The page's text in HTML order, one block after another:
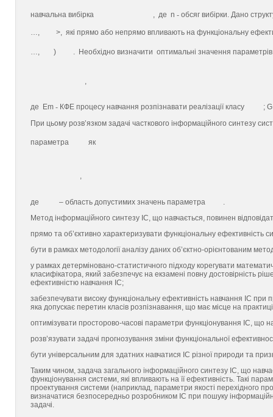
навчальна вибірка , де n - обсяг вибірки. Дано
…, >, які прямо або непрямо впливають на функціональну
…, ) . Необхідно визначити оптимальні значення
,
де Еm - КФЕ процесу навчання розпізнавати реалізації класу
; G
При цьому розв’язком задачі часткового інформаційного синтезу
параметра як
,
де – область допустимих значень параметра
.
Метод інформаційного синтезу ІС, що навчається, повинен
прямо та об’єктивно характеризувати функціональну ефективність
бути в рамках методології аналізу даних об’єктно-орієнтованим
у рамках детерміновано-статистичного підходу корегувати
класифікатора, який забезпечує на екзамені повну достовірність
ефективністю навчання ІС;
забезпечувати високу функціональну ефективність навчання ІС при
яка допускає перетин класів розпізнавання, що має місце на
оптимізувати просторово-часові параметри функціонування ІС, що
розв’язувати задачі прогнозування зміни функціональної
бути універсальним для здатних навчатися ІС різної природи та
Таким чином, задача загального інформаційного синтезу ІС, що
функціонування системи, які впливають на її ефективність. Такі
проектування системи (наприклад, параметри якості перехідного
визначатися безпосередньо розробником ІС при пошуку
задачі.